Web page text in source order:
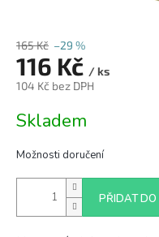
165 Kč –29 %
116 Kč / ks
104 Kč bez DPH
cena:
Skladem
Možnosti doručení
PŘIDAT DO